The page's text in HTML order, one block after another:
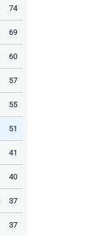
74
69
60
57
55
51
41
40
37
37